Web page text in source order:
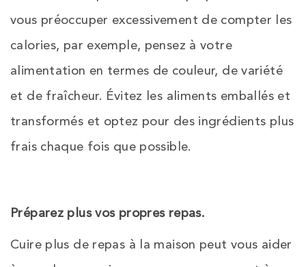
vous préoccuper excessivement de compter les
calories, par exemple, pensez à votre
alimentation en termes de couleur, de variété
et de fraîcheur. Évitez les aliments emballés et
transformés et optez pour des ingrédients plus
frais chaque fois que possible.
Préparez plus vos propres repas.
Cuire plus de repas à la maison peut vous aider